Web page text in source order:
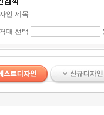
인 제목
대 선택